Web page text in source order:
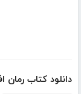
دانلود کتاب رمان